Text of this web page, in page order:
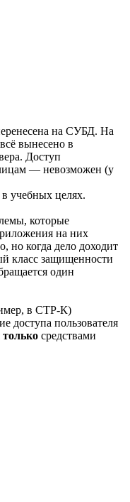
на СУБД. На
вынесено в
Доступ
— невозможен (у
учебных целях.
которые
на них
но когда дело доходит
класс защищенности
один
в СТР-К)
доступа пользователя
только средствами